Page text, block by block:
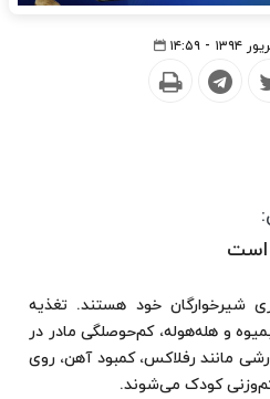
است
شیرخوارگان خود هستند. تغذیه
و هله‌هوله، کم‌حوصلگی مادر در
مانند رفلاکس، کمبود آهن، روی
کودک می‌شوند.